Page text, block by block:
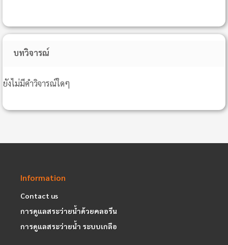
บทวิจารณ์
ยังไม่มีคำวิจารณ์ใดๆ
Information
Contact us
การดูแลสระว่ายน้ำด้วยคลอรีน
การดูแลสระว่ายน้ำ ระบบเกลือ